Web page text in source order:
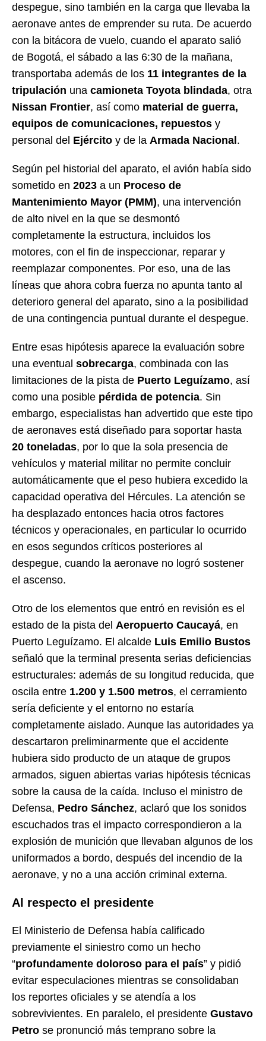
despegue, sino también en la carga que llevaba la
aeronave antes de emprender su ruta. De acuerdo
con la bitácora de vuelo, cuando el aparato salió
de Bogotá, el sábado a las 6:30 de la mañana,
transportaba además de los 11 integrantes de la
tripulación una camioneta Toyota blindada, otra
Nissan Frontier, así como material de guerra,
equipos de comunicaciones, repuestos y
personal del Ejército y de la Armada Nacional.
Según pel historial del aparato, el avión había sido
sometido en 2023 a un Proceso de
Mantenimiento Mayor (PMM), una intervención
de alto nivel en la que se desmontó
completamente la estructura, incluidos los
motores, con el fin de inspeccionar, reparar y
reemplazar componentes. Por eso, una de las
líneas que ahora cobra fuerza no apunta tanto al
deterioro general del aparato, sino a la posibilidad
de una contingencia puntual durante el despegue.
Entre esas hipótesis aparece la evaluación sobre
una eventual sobrecarga, combinada con las
limitaciones de la pista de Puerto Leguízamo, así
como una posible pérdida de potencia. Sin
embargo, especialistas han advertido que este tipo
de aeronaves está diseñado para soportar hasta
20 toneladas, por lo que la sola presencia de
vehículos y material militar no permite concluir
automáticamente que el peso hubiera excedido la
capacidad operativa del Hércules. La atención se
ha desplazado entonces hacia otros factores
técnicos y operacionales, en particular lo ocurrido
en esos segundos críticos posteriores al
despegue, cuando la aeronave no logró sostener
el ascenso.
Otro de los elementos que entró en revisión es el
estado de la pista del Aeropuerto Caucayá, en
Puerto Leguízamo. El alcalde Luis Emilio Bustos
señaló que la terminal presenta serias deficiencias
estructurales: además de su longitud reducida, que
oscila entre 1.200 y 1.500 metros, el cerramiento
sería deficiente y el entorno no estaría
completamente aislado. Aunque las autoridades ya
descartaron preliminarmente que el accidente
hubiera sido producto de un ataque de grupos
armados, siguen abiertas varias hipótesis técnicas
sobre la causa de la caída. Incluso el ministro de
Defensa, Pedro Sánchez, aclaró que los sonidos
escuchados tras el impacto correspondieron a la
explosión de munición que llevaban algunos de los
uniformados a bordo, después del incendio de la
aeronave, y no a una acción criminal externa.
Al respecto el presidente
El Ministerio de Defensa había calificado
previamente el siniestro como un hecho
“profundamente doloroso para el país” y pidió
evitar especulaciones mientras se consolidaban
los reportes oficiales y se atendía a los
sobrevivientes. En paralelo, el presidente Gustavo
Petro se pronunció más temprano sobre la